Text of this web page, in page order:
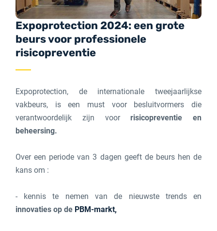
Expoprotection 2024: een grote
beurs voor professionele
risicopreventie
Expoprotection, de internationale tweejaarlijkse
vakbeurs, is een must voor besluitvormers die
verantwoordelijk zijn voorrisicopreventie en
beheersing.
Over een periode van 3 dagen geeft de beurs hen de
kans om :
- kennis te nemen van de nieuwste trends en
innovaties op de PBM-markt,